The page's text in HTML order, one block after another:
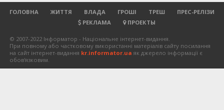
ГОЛОВНА ЖИТТЯ ВЛАДА ГРОШІ ТРЕШ
ПРЕС-РЕЛІЗИ
РЕКЛАМА
ПРОЕКТЫ
© 2007-2022 Інформатор - Національне інтернет-видання.
При повному або частковому використанні матеріалів сайту посилання
на сайт інтернет-видання kr.informator.ua як джерело інформації є
обов'язковим.